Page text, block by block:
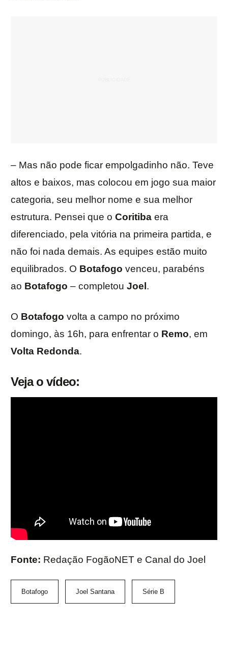
– Mas não pode ficar empolgadinho não. Teve
altos e baixos, mas colocou em jogo sua maior
categoria, seu melhor nome e sua melhor
estrutura. Pensei que o Coritiba era
diferenciado, pela vitória na primeira partida, e
não foi nada demais. As equipes estão muito
equilibrados. O Botafogo venceu, parabéns
ao Botafogo – completou Joel.
O Botafogo volta a campo no próximo
domingo, às 16h, para enfrentar o Remo, em
Volta Redonda.
Veja o vídeo:
Fonte: Redação FogãoNET e Canal do Joel
Botafogo Joel Santana Série B